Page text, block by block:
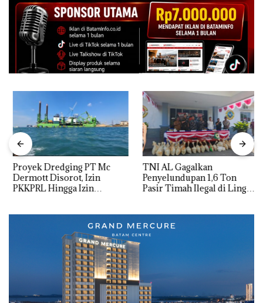
Proyek Dredging PT Mc
Dermott Disorot, Izin
PKKPRL Hingga Izin
TNI AL Gagalkan
Penyelundupan 1,6 Ton
Pasir Timah Ilegal di Lingga,
Diselundupkan ke Malaysia